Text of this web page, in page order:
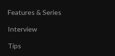
Features & Series
Interview
Tips